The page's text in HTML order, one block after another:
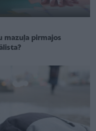
mazuļa pirmajos